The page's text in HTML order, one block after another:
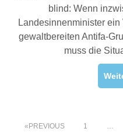
blind: Wenn
Landesinnenminister
gewaltbereiten Antifa-
muss die
PREVIOUS 1 …